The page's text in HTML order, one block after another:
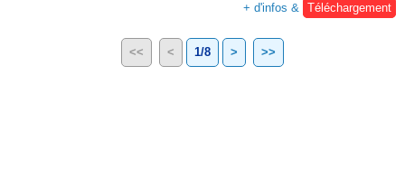
+ d'infos & Téléchargement
<< < 1/8 > >>